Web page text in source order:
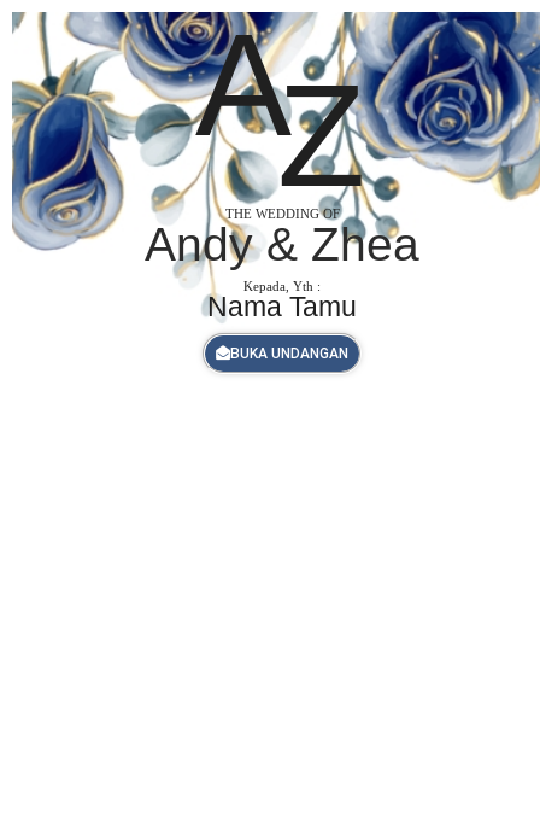
AZ
THE WEDDING OF
Andy & Zhea
Kepada, Yth :
Nama Tamu
BUKA UNDANGAN